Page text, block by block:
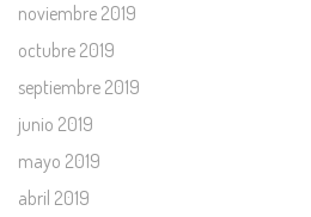
noviembre 2019
octubre 2019
septiembre 2019
junio 2019
mayo 2019
abril 2019